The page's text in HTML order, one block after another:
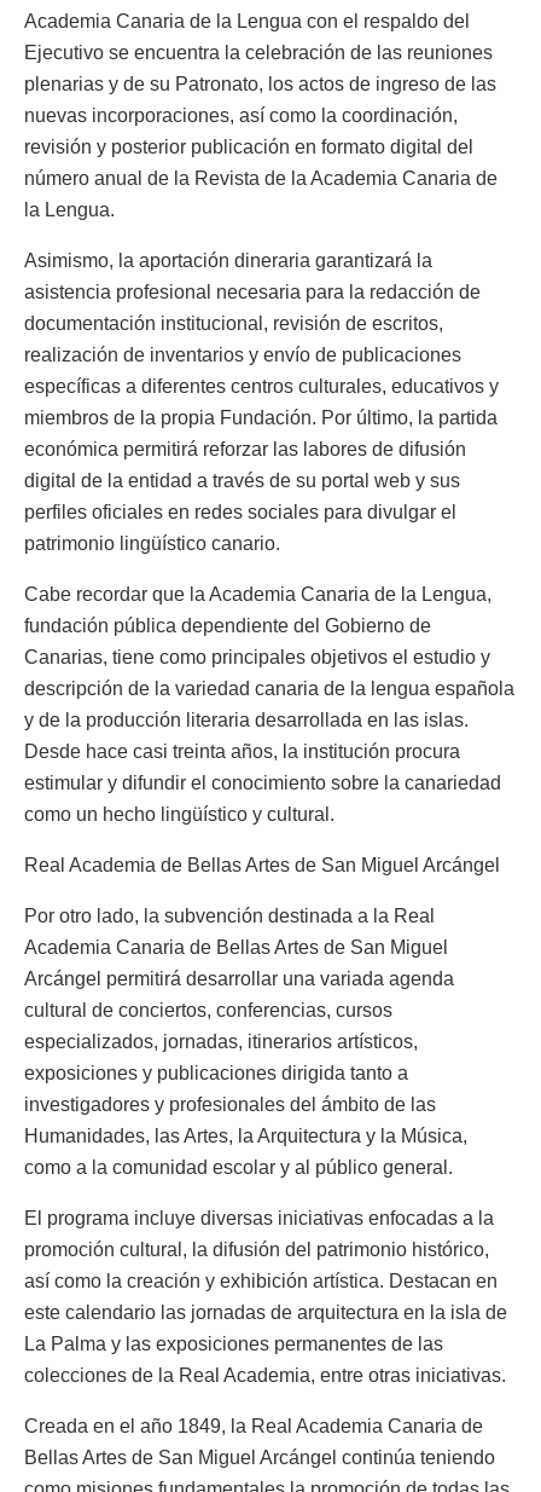
Academia Canaria de la Lengua con el respaldo del
Ejecutivo se encuentra la celebración de las reuniones
plenarias y de su Patronato, los actos de ingreso de las
nuevas incorporaciones, así como la coordinación,
revisión y posterior publicación en formato digital del
número anual de la Revista de la Academia Canaria de
la Lengua.
Asimismo, la aportación dineraria garantizará la
asistencia profesional necesaria para la redacción de
documentación institucional, revisión de escritos,
realización de inventarios y envío de publicaciones
específicas a diferentes centros culturales, educativos y
miembros de la propia Fundación. Por último, la partida
económica permitirá reforzar las labores de difusión
digital de la entidad a través de su portal web y sus
perfiles oficiales en redes sociales para divulgar el
patrimonio lingüístico canario.
Cabe recordar que la Academia Canaria de la Lengua,
fundación pública dependiente del Gobierno de
Canarias, tiene como principales objetivos el estudio y
descripción de la variedad canaria de la lengua española
y de la producción literaria desarrollada en las islas.
Desde hace casi treinta años, la institución procura
estimular y difundir el conocimiento sobre la canariedad
como un hecho lingüístico y cultural.
Real Academia de Bellas Artes de San Miguel Arcángel
Por otro lado, la subvención destinada a la Real
Academia Canaria de Bellas Artes de San Miguel
Arcángel permitirá desarrollar una variada agenda
cultural de conciertos, conferencias, cursos
especializados, jornadas, itinerarios artísticos,
exposiciones y publicaciones dirigida tanto a
investigadores y profesionales del ámbito de las
Humanidades, las Artes, la Arquitectura y la Música,
como a la comunidad escolar y al público general.
El programa incluye diversas iniciativas enfocadas a la
promoción cultural, la difusión del patrimonio histórico,
así como la creación y exhibición artística. Destacan en
este calendario las jornadas de arquitectura en la isla de
La Palma y las exposiciones permanentes de las
colecciones de la Real Academia, entre otras iniciativas.
Creada en el año 1849, la Real Academia Canaria de
Bellas Artes de San Miguel Arcángel continúa teniendo